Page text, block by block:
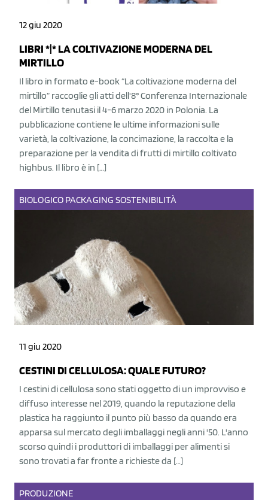
12 giu 2020
LIBRI *|* LA COLTIVAZIONE MODERNA DEL
MIRTILLO
Il libro in formato e-book “La coltivazione moderna del
mirtillo” raccoglie gli atti dell'8° Conferenza Internazionale
del Mirtillo tenutasi il 4-6 marzo 2020 in Polonia. La
pubblicazione contiene le ultime informazioni sulle
varietà, la coltivazione, la concimazione, la raccolta e la
preparazione per la vendita di frutti di mirtillo coltivato
highbus. Il libro è in […]
BIOLOGICO PACKAGING SOSTENIBILITÀ
11 giu 2020
CESTINI DI CELLULOSA: QUALE FUTURO?
I cestini di cellulosa sono stati oggetto di un improvviso e
diffuso interesse nel 2019, quando la reputazione della
plastica ha raggiunto il punto più basso da quando era
apparsa sul mercato degli imballaggi negli anni '50. L'anno
scorso quindi i produttori di imballaggi per alimenti si
sono trovati a far fronte a richieste da […]
PRODUZIONE